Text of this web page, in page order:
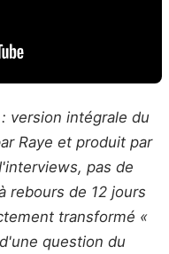
version intégrale du
Raye et produit par
pas de
rebours de 12 jours
transformé «
question du